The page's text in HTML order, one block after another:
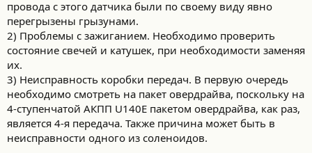
провода с этого датчика были по своему виду явно
перегрызены грызунами.
2) Проблемы с зажиганием. Необходимо проверить
состояние свечей и катушек, при необходимости заменяя
их.
3) Неисправность коробки передач. В первую очередь
необходимо смотреть на пакет овердрайва, поскольку на
4-ступенчатой АКПП U140E пакетом овердрайва, как раз,
является 4-я передача. Также причина может быть в
неисправности одного из соленоидов.